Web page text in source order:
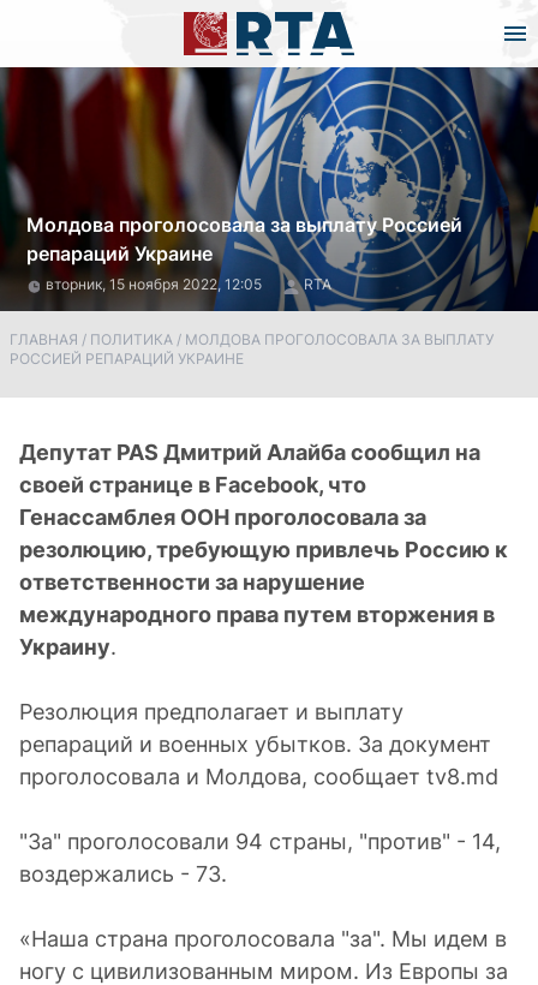
Молдова проголосовала за выплату Россией
репараций Украине
вторник, 15 ноября 2022, 12:05 RTA
ГЛАВНАЯ / ПОЛИТИКА / МОЛДОВА ПРОГОЛОСОВАЛА ЗА ВЫПЛАТУ
РОССИЕЙ РЕПАРАЦИЙ УКРАИНЕ
Депутат PAS Дмитрий Алайба сообщил на
своей странице в Facebook, что
Генассамблея ООН проголосовала за
резолюцию, требующую привлечь Россию к
ответственности за нарушение
международного права путем вторжения в
Украину.
Резолюция предполагает и выплату
репараций и военных убытков. За документ
проголосовала и Молдова, сообщает tv8.md
"За" проголосовали 94 страны, "против" - 14,
воздержались - 73.
«Наша страна проголосовала "за". Мы идем в
ногу с цивилизованным миром. Из Европы за